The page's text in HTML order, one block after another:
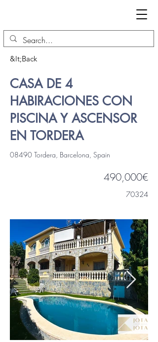
&lt;Back
CASA DE 4
HABIRACIONES CON
PISCINA Y ASCENSOR
EN TORDERA
08490 Tordera, Barcelona, Spain
490,000€
70324